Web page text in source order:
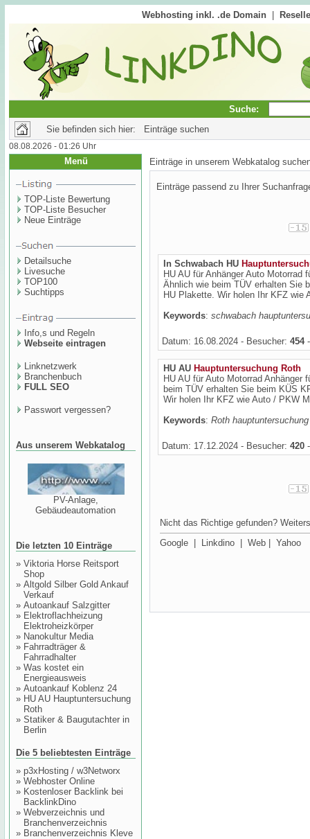
Webhosting inkl. .de Domain
Suche:
Sie befinden sich hier: Einträge suchen
08.08.2026 - 01:26 Uhr
Menü
TOP-Liste Bewertung
TOP-Liste Besucher
Neue Einträge
Detailsuche
Livesuche
TOP100
Suchtipps
Info,s und Regeln
Webseite eintragen
Linknetzwerk
Branchenbuch
FULL SEO
Passwort vergessen?
Aus unserem Webkatalog
PV-Anlage,
Gebäudeautomation
Die letzten 10 Einträge
» Viktoria Horse Reitsport
Shop
» Altgold Silber Gold Ankauf
Verkauf
» Autoankauf Salzgitter
» Elektroflachheizung
Elektroheizkörper
» Nanokultur Media
» Fahrradträger &
Fahrradhalter
» Was kostet ein
Energieausweis
» Autoankauf Koblenz 24
» HU AU Hauptuntersuchung
Roth
» Statiker & Baugutachter in
Berlin
Die 5 beliebtesten Einträge
» p3xHosting / w3Networx
» Webhoster Online
» Kostenloser Backlink bei
BacklinkDino
» Webverzeichnis und
Branchenverzeichnis
» Branchenverzeichnis Kleve
Einträge in unserem Webkatalog
Einträge passend zu Ihrer
In Schwabach HU
HU AU für Anhänger Auto Motorrad
Ähnlich wie beim TÜV erhalten Sie
HU Plakette. Wir holen Ihr KFZ wie
Keywords: schwabach
Datum: 16.08.2024 - Besucher: 454-
HU AU Hauptuntersuchung Roth
HU AU für Auto Motorrad Anhänger
beim TÜV erhalten Sie beim KÜS
Wir holen Ihr KFZ wie Auto / PKW
Keywords: Roth
Datum: 17.12.2024 - Besucher: 420
Nicht das Richtige gefunden?
Google
Linkdino Web Yahoo